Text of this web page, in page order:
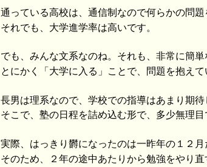
通っている高校は、通信制なので何らかの問題
それでも、大学進学率は高いです。
でも、みんな文系なのね。それも、非常に簡単
とにかく「大学に入る」ことで、問題を抱えて
長男は理系なので、学校での指導はあまり期待
そこで、塾の日程を詰め込む形で、多少無理目
実際、はっきり欝になったのは一昨年の１２
そのため、２年の途中あたりから勉強をやり